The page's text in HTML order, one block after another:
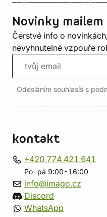
Novinky mailem
Čerstvé info o
nevyhnutelné vzpouře
Odesláním souhlasíš s
kontakt
+420 774 421 641
Po-pá 9:00-16:00
info@imago.cz
Discord
WhatsApp